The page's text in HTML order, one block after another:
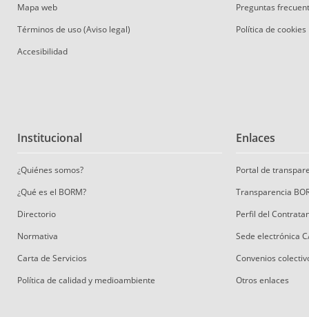
Mapa web
Términos de uso (Aviso legal)
Accesibilidad
Preguntas
Política de cookies
Institucional
¿Quiénes somos?
¿Qué es el BORM?
Directorio
Normativa
Carta de Servicios
Política de calidad y medioambiente
Enlaces
Portal de
Transparencia
Perfil del
Sede electrónica
Convenios
Otros enlaces